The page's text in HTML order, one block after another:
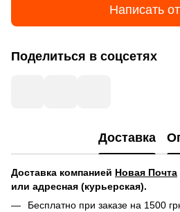
Написать
Поделиться в соцсетях
Доставка
Доставка компанией Новая Почта
или адресная (курьерская).
Бесплатно при заказе на 1500